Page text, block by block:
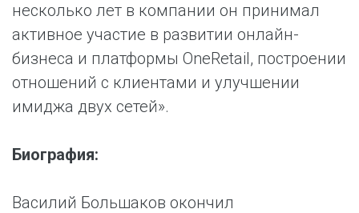
несколько лет в компании он принимал
активное участие в развитии онлайн-
бизнеса и платформы OneRetail, построении
отношений с клиентами и улучшении
имиджа двух сетей».
Биография:
Василий Большаков окончил